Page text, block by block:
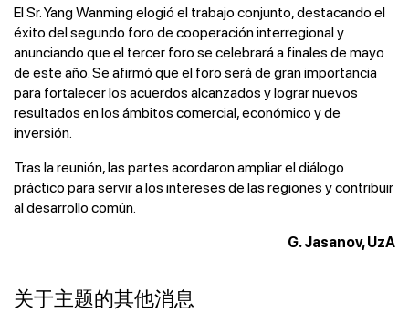
El Sr. Yang Wanming elogió el trabajo conjunto, destacando el
éxito del segundo foro de cooperación interregional y
anunciando que el tercer foro se celebrará a finales de mayo
de este año. Se afirmó que el foro será de gran importancia
para fortalecer los acuerdos alcanzados y lograr nuevos
resultados en los ámbitos comercial, económico y de
inversión.
Tras la reunión, las partes acordaron ampliar el diálogo
práctico para servir a los intereses de las regiones y contribuir
al desarrollo común.
G. Jasanov, UzA
关于主题的其他消息